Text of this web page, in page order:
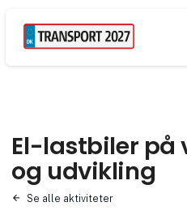
El-lastbiler på
og udvikling
Se alle aktiviteter